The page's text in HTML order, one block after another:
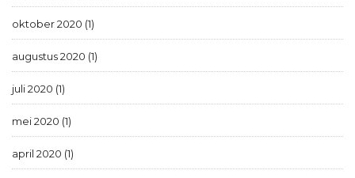
oktober 2020 (1)
augustus 2020 (1)
juli 2020 (1)
mei 2020 (1)
april 2020 (1)